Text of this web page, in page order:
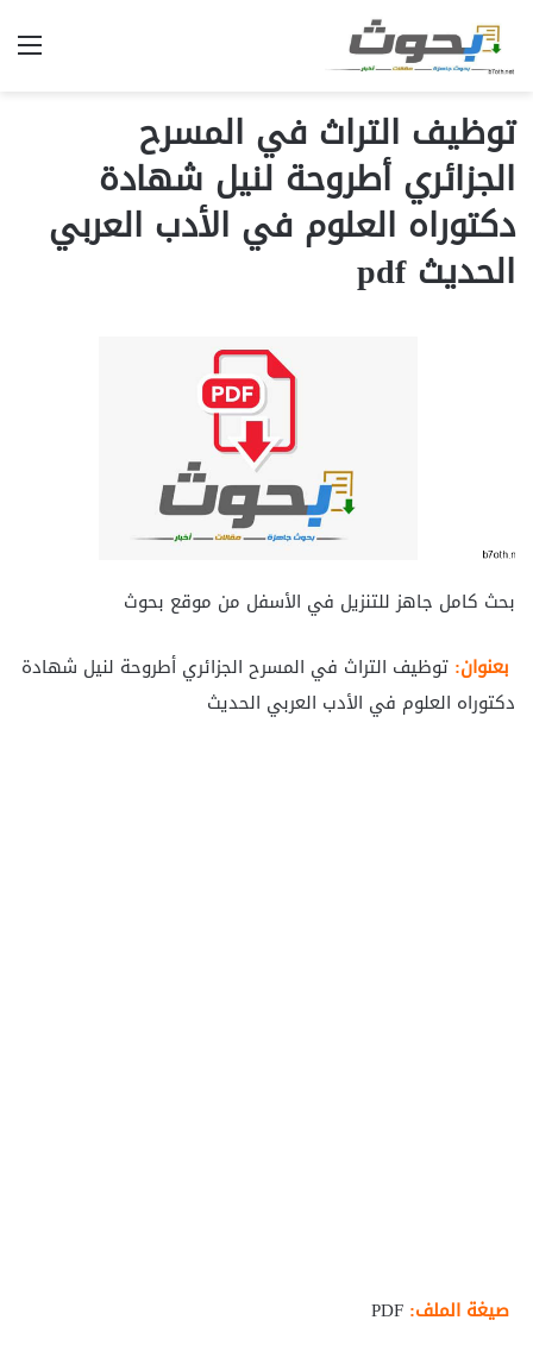
توظيف التراث في المسرح
الجزائري أطروحة لنيل شهادة
دكتوراه العلوم في الأدب العربي
الحديث pdf
بحث كامل جاهز للتنزيل في الأسفل من موقع بحوث
بعنوان: توظيف التراث في المسرح الجزائري أطروحة لنيل شهادة
دكتوراه العلوم في الأدب العربي الحديث
صيغة الملف: